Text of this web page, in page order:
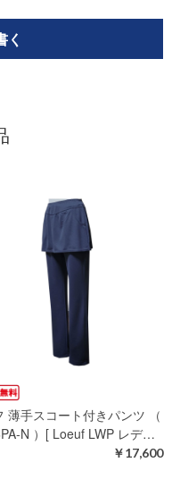
く
薄手スコート付きパンツ （
N ）[ Loeuf LWP レデ…
￥17,600